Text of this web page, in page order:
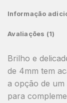
Informação
Avaliações (1)
Brilho e
de 4mm tem
a opção de
para